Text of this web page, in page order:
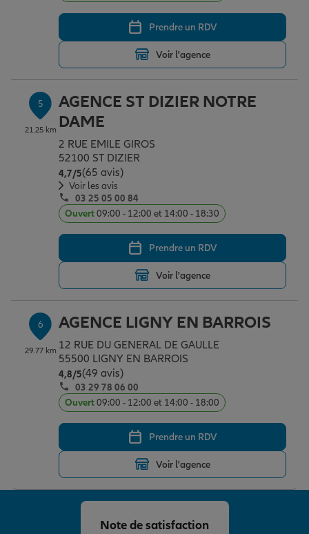
Prendre un RDV
Voir l'agence
5
21.25 km
AGENCE ST DIZIER NOTRE
DAME
2 RUE EMILE GIROS
52100 ST DIZIER
4,7/5Note de 4.7 sur 5
(65 avis)
Voir les avis
03 25 05 00 84
Ouvert09:00 - 12:00 et 14:00 - 18:30
Prendre un RDV
Voir l'agence
6
29.77 km
AGENCE LIGNY EN BARROIS
12 RUE DU GENERAL DE GAULLE
55500 LIGNY EN BARROIS
4,8/5Note de 4.8 sur 5
(49 avis)
03 29 78 06 00
Ouvert09:00 - 12:00 et 14:00 - 18:00
Prendre un RDV
Voir l'agence
Note de satisfaction